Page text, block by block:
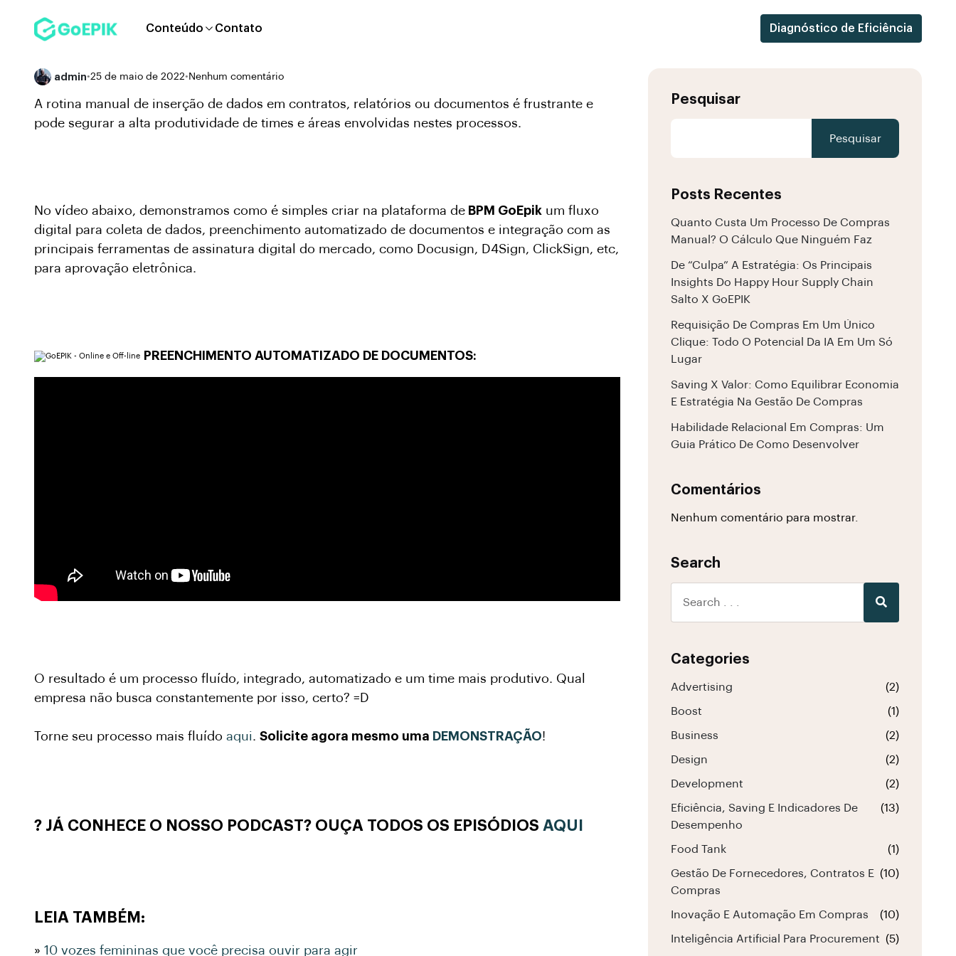
Conteúdo Contato Diagnóstico de Eficiência
admin•25 de maio de 2022• Nenhum comentário
A rotina manual de inserção de dados em contratos, relatórios ou documentos é frustrante e
pode segurar a alta produtividade de times e áreas envolvidas nestes processos.
No vídeo abaixo, demonstramos como é simples criar na plataforma de BPM GoEpik um fluxo
digital para coleta de dados, preenchimento automatizado de documentos e integração com as
principais ferramentas de assinatura digital do mercado, como Docusign, D4Sign, ClickSign, etc,
para aprovação eletrônica.
PREENCHIMENTO AUTOMATIZADO DE DOCUMENTOS:
O resultado é um processo fluído, integrado, automatizado e um time mais produtivo. Qual
empresa não busca constantemente por isso, certo? =D
Torne seu processo mais fluído aqui. Solicite agora mesmo uma DEMONSTRAÇÃO!
? JÁ CONHECE O NOSSO PODCAST? OUÇA TODOS OS EPISÓDIOS AQUI
LEIA TAMBÉM:
» 10 vozes femininas que você precisa ouvir para agir
Pesquisar
Pesquisar
Posts Recentes
Quanto Custa Um Processo De Compras
Manual? O Cálculo Que Ninguém Faz
De “culpa” A Estratégia: Os Principais
Insights Do Happy Hour Supply Chain
Salto X GoEPIK
Requisição De Compras Em Um Único
Clique: Todo O Potencial Da IA Em Um Só
Lugar
Saving X Valor: Como Equilibrar Economia
E Estratégia Na Gestão De Compras
Habilidade Relacional Em Compras: Um
Guia Prático De Como Desenvolver
Comentários
Nenhum comentário para mostrar.
Search
Categories
Advertising (2)
Boost (1)
Business (2)
Design (2)
Development (2)
Eficiência, Saving E Indicadores De
Desempenho
(13)
Food Tank (1)
Gestão De Fornecedores, Contratos E
Compras
(10)
Inovação E Automação Em Compras (10)
Inteligência Artificial Para Procurement (5)